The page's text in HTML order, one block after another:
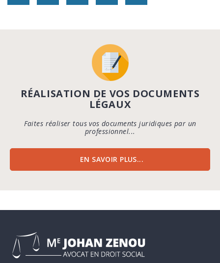
RÉALISATION DE VOS DOCUMENTS
LÉGAUX
Faites réaliser tous vos documents juridiques par un
professionnel...
EN SAVOIR PLUS...